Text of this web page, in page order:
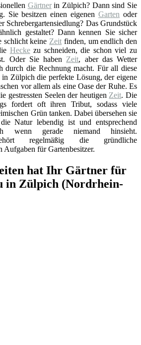
Gärtnerin Zülpich? Dann sind Sie
Sie besitzen einen eigenenGarten oder
Schrebergartensiedlung? Das Grundstück
gestaltet? Dann kennen Sie sicher
schlicht keine Zeit finden, um endlich den
Heckezu schneiden, die schon viel zu
Oder Sie haben Zeit, aber das Wetter
durch die Rechnung macht. Für all diese
in Zülpich die perfekte Lösung, der eigene
vor allem als eine Oase der Ruhe. Es
gestressten Seelen der heutigen Zeit. Die
fordert oft ihren Tribut, sodass viele
Grün tanken. Dabei übersehen sie
Natur lebendig ist und entsprechend
wenn gerade niemand hinsieht.
regelmäßig die gründliche
Aufgaben für Gartenbesitzer.
hat Ihr Gärtner für
in Zülpich (Nordrhein-